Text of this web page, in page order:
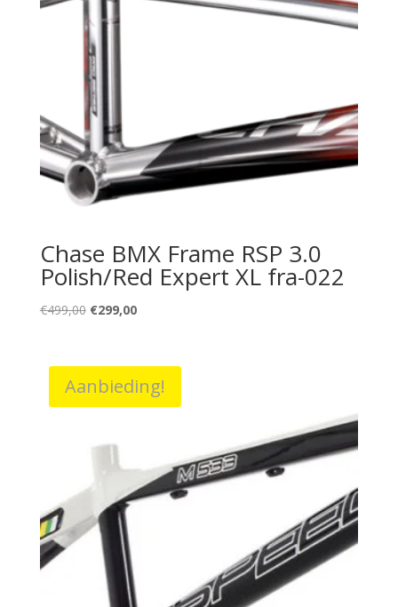
Chase BMX Frame RSP 3.0
Polish/Red Expert XL fra-022
€499,00 Oorspronkelijke
€499,00.
€299,00Huidige
€299,00.
Aanbieding!